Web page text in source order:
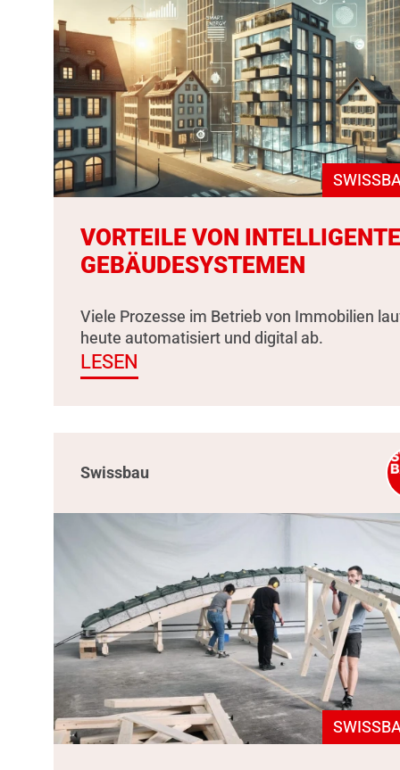
VORTEILE VON
GEBÄUDESYSTEMEN
Viele Prozesse im Betrieb von Immobilien
heute automatisiert und digital ab.
LESEN
Swissbau